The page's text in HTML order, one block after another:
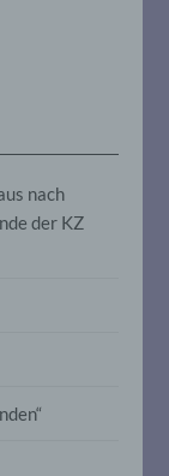
nach
der KZ
das